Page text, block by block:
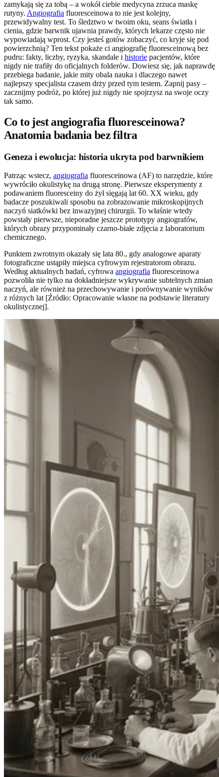
zamykają się za tobą – a wokół ciebie medycyna zrzuca maskę
rutyny. Angiografia fluoresceinowa to nie jest kolejny,
przewidywalny test. To śledztwo w twoim oku, seans światła i
cienia, gdzie barwnik ujawnia prawdy, których lekarze często nie
wypowiadają wprost. Czy jesteś gotów zobaczyć, co kryje się pod
powierzchnią? Ten tekst pokaże ci angiografię fluoresceinową bez
pudru: fakty, liczby, ryzyka, skandale i historie pacjentów, które
nigdy nie trafiły do oficjalnych folderów. Dowiesz się, jak naprawdę
przebiega badanie, jakie mity obala nauka i dlaczego nawet
najlepszy specjalista czasem drży przed tym testem. Zapnij pasy –
zacznijmy podróż, po której już nigdy nie spojrzysz na swoje oczy
tak samo.
Co to jest angiografia fluoresceinowa?
Anatomia badania bez filtra
Geneza i ewolucja: historia ukryta pod barwnikiem
Patrząc wstecz, angiografia fluoresceinowa (AF) to narzędzie, które
wywróciło okulistykę na drugą stronę. Pierwsze eksperymenty z
podawaniem fluoresceiny do żył sięgają lat 60. XX wieku, gdy
badacze poszukiwali sposobu na zobrazowanie mikroskopijnych
naczyń siatkówki bez inwazyjnej chirurgii. To właśnie wtedy
powstały pierwsze, nieporadne jeszcze prototypy angiografów,
których obrazy przypominały czarno-białe zdjęcia z laboratorium
chemicznego.
Punktem zwrotnym okazały się lata 80., gdy analogowe aparaty
fotograficzne ustąpiły miejsca cyfrowym rejestratorom obrazu.
Według aktualnych badań, cyfrowa angiografia fluoresceinowa
pozwoliła nie tylko na dokładniejsze wykrywanie subtelnych zmian
naczyń, ale również na przechowywanie i porównywanie wyników
z różnych lat [Źródło: Opracowanie własne na podstawie literatury
okulistycznej].